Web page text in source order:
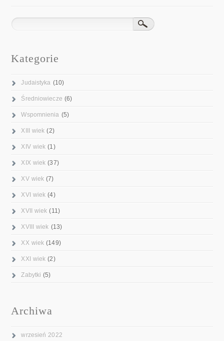
Kategorie
Judaistyka (10)
Średniowiecze (6)
Wspomnienia (5)
XIII wiek (2)
XIV wiek (1)
XIX wiek (37)
XV wiek (7)
XVI wiek (4)
XVII wiek (11)
XVIII wiek (13)
XX wiek (149)
XXI wiek (2)
Zabytki (5)
Archiwa
wrzesień 2022